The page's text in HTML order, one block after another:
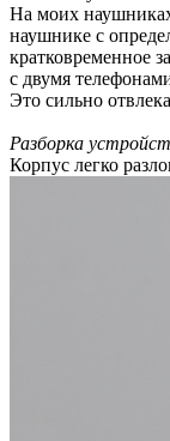
На моих
наушнике с
кратковременное
с двумя
Это сильно
Разборка
Корпус легко